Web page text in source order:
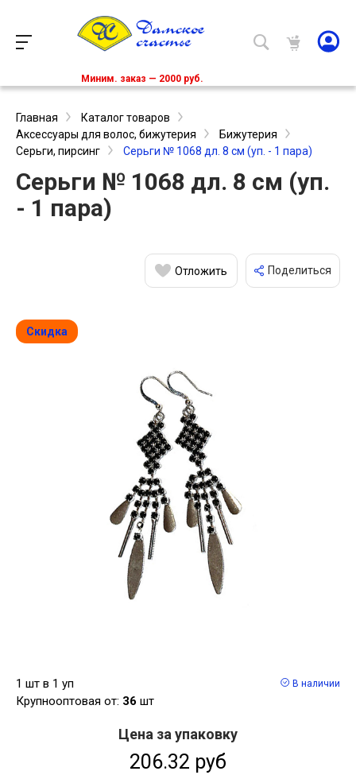
Миним. заказ — 2000 руб.
Главная
Каталог товаров
Аксессуары для волос, бижутерия
Бижутерия
Серьги, пирсинг
Серьги № 1068 дл. 8 см (уп. - 1 пара)
Серьги № 1068 дл. 8 см (уп.
- 1 пара)
Отложить Поделиться
Скидка
1 шт в 1 уп
Крупнооптовая от: 36 шт
В наличии
Цена за упаковку
206.32 руб